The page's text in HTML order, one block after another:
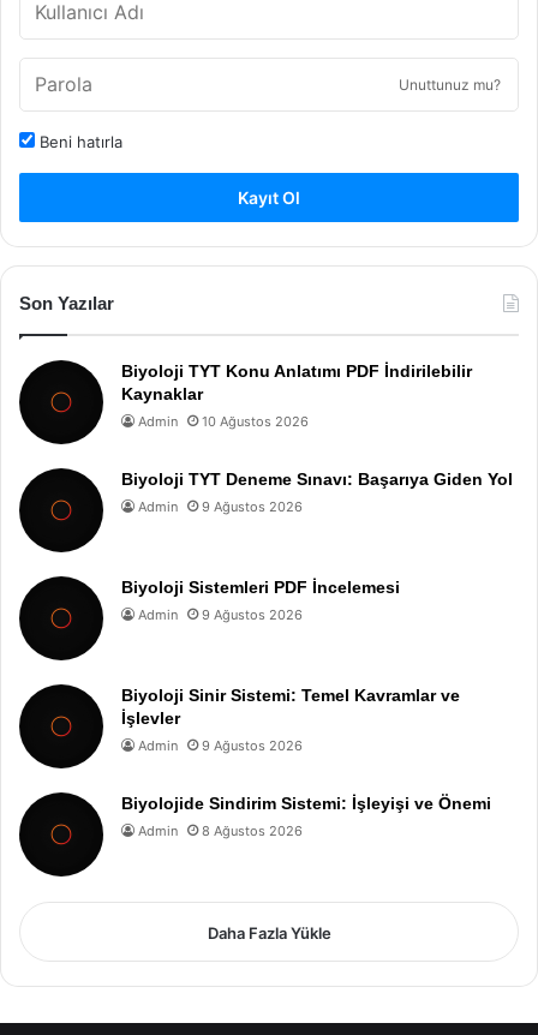
Unuttunuz mu?
Beni hatırla
Kayıt Ol
Son Yazılar
Biyoloji TYT Konu Anlatımı PDF İndirilebilir
Kaynaklar
Admin 10 Ağustos 2026
Biyoloji TYT Deneme Sınavı: Başarıya Giden Yol
Admin 9 Ağustos 2026
Biyoloji Sistemleri PDF İncelemesi
Admin 9 Ağustos 2026
Biyoloji Sinir Sistemi: Temel Kavramlar ve
İşlevler
Admin 9 Ağustos 2026
Biyolojide Sindirim Sistemi: İşleyişi ve Önemi
Admin 8 Ağustos 2026
Daha Fazla Yükle